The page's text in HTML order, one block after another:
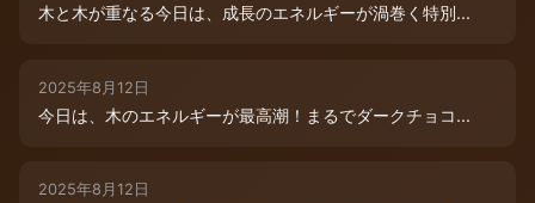
木と木が重なる今日は、成長のエネルギーが渦巻く特別...
2025年8月12日
今日は、木のエネルギーが最高潮！まるでダークチョコ...
2025年8月12日